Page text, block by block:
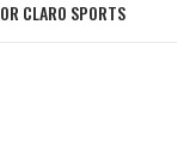
CLARO SPORTS